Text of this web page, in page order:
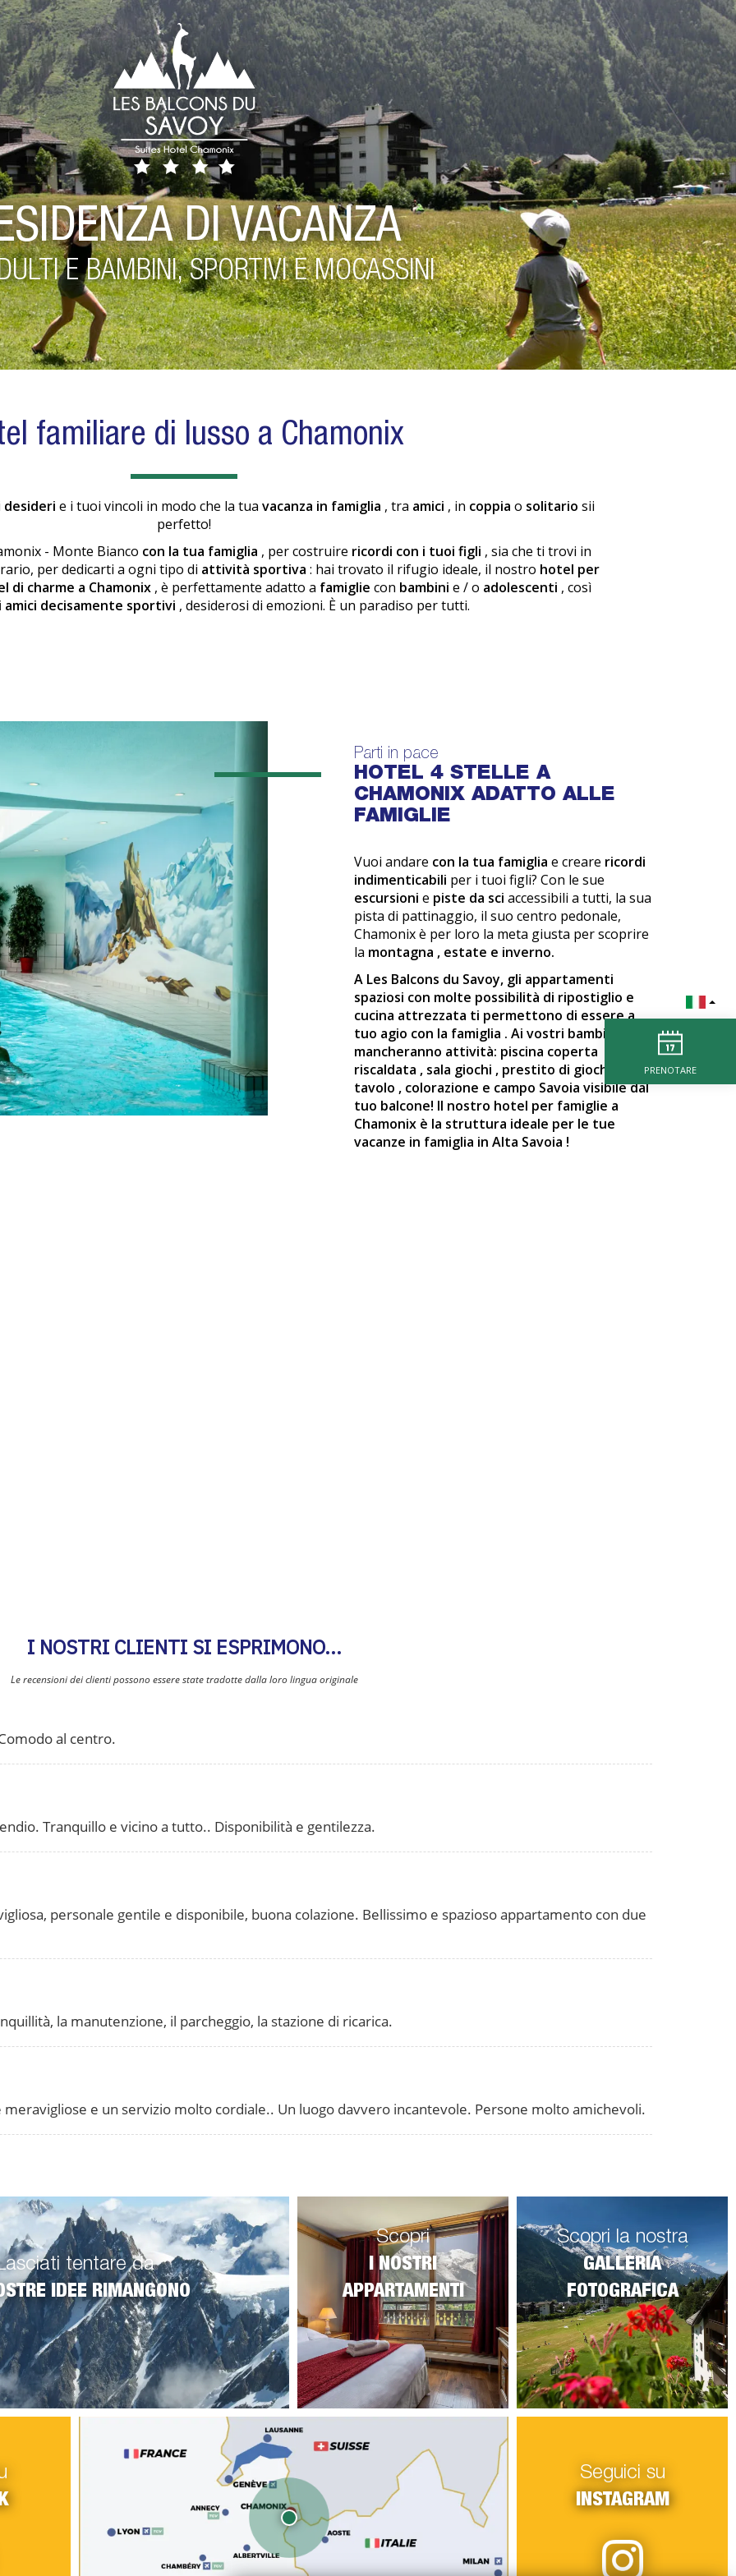
PRENOTARE
DI VACANZA
E BAMBINI, SPORTIVI E MOCASSINI
familiare di lusso a Chamonix
desideri e i tuoi vincoli in modo che la tua vacanza in famiglia , tra amici , in coppia o solitario sii
perfetto!
- Monte Bianco con la tua famiglia , per costruire ricordi con i tuoi figli , sia che ti trovi in
per dedicarti a ogni tipo di attività sportiva : hai trovato il rifugio ideale, il nostro hotel per
di charme a Chamonix , è perfettamente adatto a famiglie con bambini e / o adolescenti , così
amici decisamente sportivi , desiderosi di emozioni. È un paradiso per tutti.
Parti in pace
HOTEL 4 STELLE A
CHAMONIX ADATTO ALLE
FAMIGLIE
Vuoi andare con la tua famiglia e creare ricordi
indimenticabili per i tuoi figli? Con le sue
escursioni e piste da sci accessibili a tutti, la sua
pista di pattinaggio, il suo centro pedonale,
Chamonix è per loro la meta giusta per scoprire
la montagna , estate e inverno.
A Les Balcons du Savoy, gli appartamenti
spaziosi con molte possibilità di ripostiglio e
cucina attrezzata ti permettono di essere a
tuo agio con la famiglia . Ai vostri bambini non
mancheranno attività: piscina coperta
riscaldata , sala giochi , prestito di giochi da
tavolo , colorazione e campo Savoia visibile dal
tuo balcone! Il nostro hotel per famiglie a
Chamonix è la struttura ideale per le tue
vacanze in famiglia in Alta Savoia !
tentare da
IDEE RIMANGONO
Scopri
I NOSTRI
APPARTAMENTI
Scopri la nostra
GALLERIA
FOTOGRAFICA
Seguici su
INSTAGRAM